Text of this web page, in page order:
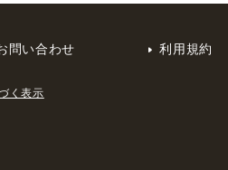
問い合わせ 利用規約
く表示